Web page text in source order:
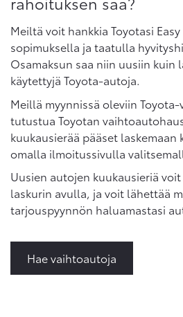
Meiltä voit hankkia Toyotasi
sopimuksella ja taatulla
Osamaksun saa niin uusiin kuin
käytettyjä Toyota-autoja.
Meillä myynnissä oleviin
tutustua Toyotan
kuukausierää pääset
omalla ilmoitussivulla
Uusien autojen kuukausieriä
laskurin avulla, ja voit lähettää
tarjouspyynnön haluamastasi
Hae vaihtoautoja